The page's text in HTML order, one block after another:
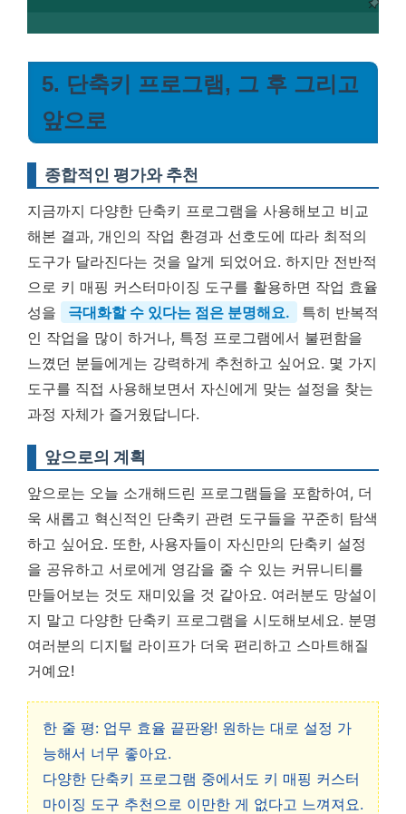
5. 단축키 프로그램, 그 후 그리고
앞으로
종합적인 평가와 추천
지금까지 다양한 단축키 프로그램을 사용해보고 비교
해본 결과, 개인의 작업 환경과 선호도에 따라 최적의
도구가 달라진다는 것을 알게 되었어요. 하지만 전반적
으로 키 매핑 커스터마이징 도구를 활용하면 작업 효율
성을
극대화할 수 있다는 점은 분명해요.
특히 반복적
인 작업을 많이 하거나, 특정 프로그램에서 불편함을
느꼈던 분들에게는 강력하게 추천하고 싶어요. 몇 가지
도구를 직접 사용해보면서 자신에게 맞는 설정을 찾는
과정 자체가 즐거웠답니다.
앞으로의 계획
앞으로는 오늘 소개해드린 프로그램들을 포함하여, 더
욱 새롭고 혁신적인 단축키 관련 도구들을 꾸준히 탐색
하고 싶어요. 또한, 사용자들이 자신만의 단축키 설정
을 공유하고 서로에게 영감을 줄 수 있는 커뮤니티를
만들어보는 것도 재미있을 것 같아요. 여러분도 망설이
지 말고 다양한 단축키 프로그램을 시도해보세요. 분명
여러분의 디지털 라이프가 더욱 편리하고 스마트해질
거예요!
한 줄 평: 업무 효율 끝판왕! 원하는 대로 설정 가
능해서 너무 좋아요.
다양한 단축키 프로그램 중에서도 키 매핑 커스터
마이징 도구 추천으로 이만한 게 없다고 느껴져요.